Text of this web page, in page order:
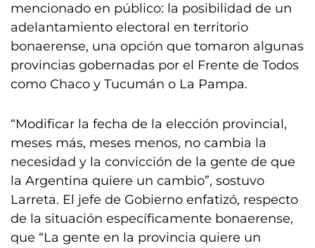
mencionado en público: la posibilidad de un
adelantamiento electoral en territorio
bonaerense, una opción que tomaron algunas
provincias gobernadas por el Frente de Todos
como Chaco y Tucumán o La Pampa.
“Modificar la fecha de la elección provincial,
meses más, meses menos, no cambia la
necesidad y la convicción de la gente de que
la Argentina quiere un cambio”, sostuvo
Larreta. El jefe de Gobierno enfatizó, respecto
de la situación específicamente bonaerense,
que “La gente en la provincia quiere un